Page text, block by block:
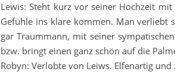
Lewis: Steht kurz vor seiner Hochzeit
Gefühle ins klare kommen. Man verliebt
gar Traummann, mit seiner
bzw. bringt einen ganz schön auf die
Robyn: Verlobte von Leiws. Elfenartig